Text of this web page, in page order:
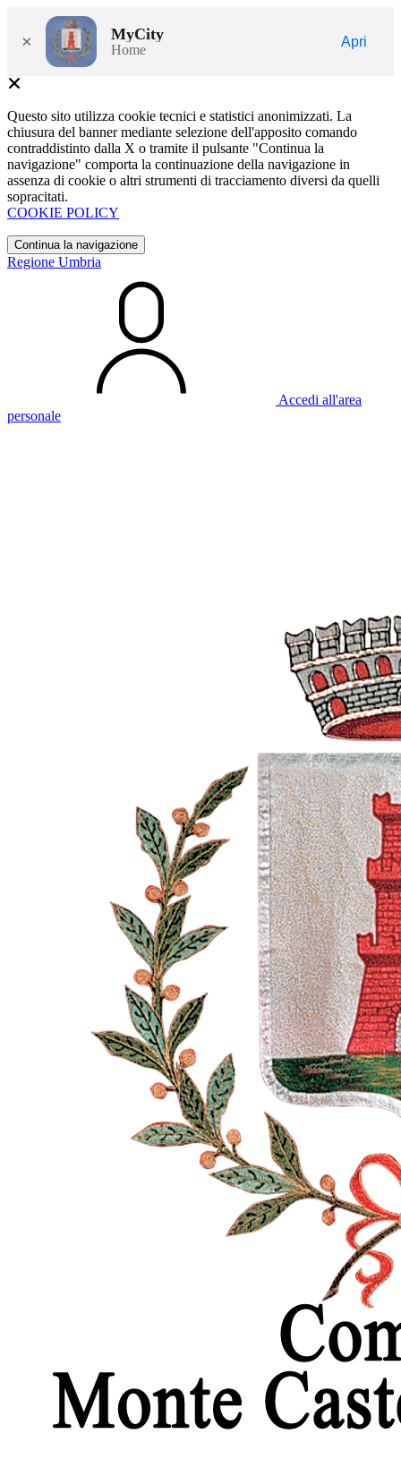
× MyCity
Home
Apri
Questo sito utilizza cookie tecnici e statistici anonimizzati. La
chiusura del banner mediante selezione dell'apposito comando
contraddistinto dalla X o tramite il pulsante "Continua la
navigazione" comporta la continuazione della navigazione in
assenza di cookie o altri strumenti di tracciamento diversi da quelli
sopracitati.
COOKIE POLICY
Continua la navigazione
Regione Umbria
Accedi all'area
personale